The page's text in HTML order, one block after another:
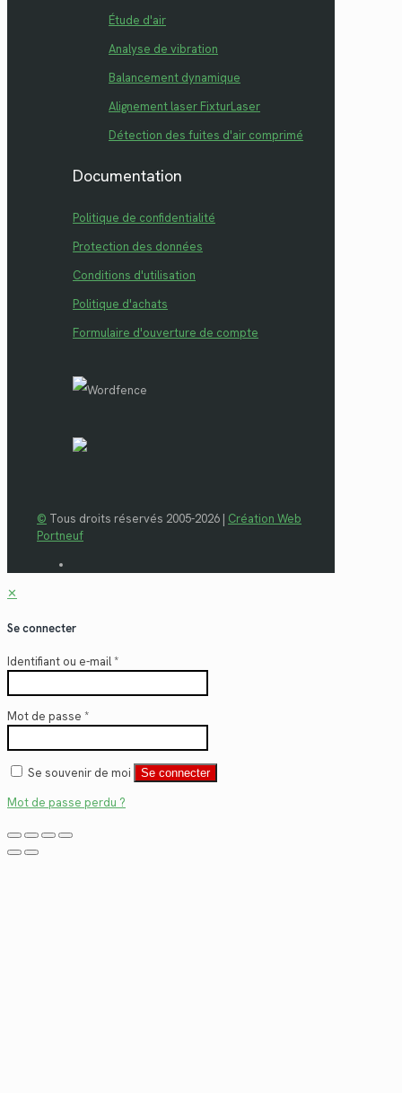
Étude d'air
Analyse de vibration
Balancement dynamique
Alignement laser FixturLaser
Détection des fuites d'air comprimé
Documentation
Politique de confidentialité
Protection des données
Conditions d'utilisation
Politique d'achats
Formulaire d'ouverture de compte
© Tous droits réservés 2005-2026 | Création Web
Portneuf
✕
Se connecter
Identifiant ou e-mail*
Mot de passe *
Se souvenir de moi Se connecter
Mot de passe perdu ?